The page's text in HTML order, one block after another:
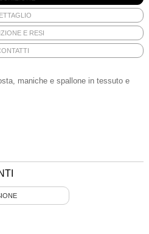
E RESI
maniche e spallone in tessuto e